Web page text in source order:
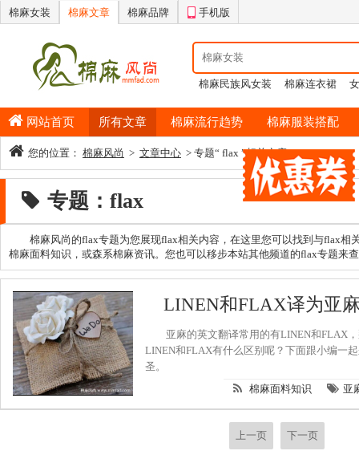
棉麻女装 棉麻文章 棉麻品牌 手机版
棉麻民族风女装 棉麻连衣裙
网站首页 所有文章 棉麻流行趋势 棉麻服装搭配
您的位置： 棉麻风尚 > 文章中心 > 专题“ flax ”相关文章
专题：flax
棉麻风尚的flax专题为您展现flax相关内容，在这里您可以找到与flax相
棉麻面料知识，或森系棉麻资讯。您也可以移步本站其他频道的flax专题来
LINEN和FLAX译为亚
亚麻的英文翻译常用的有LINEN和FLAX
LINEN和FLAX有什么区别呢？下面跟小编一
圣。
棉麻面料知识
亚
上一页 下一页